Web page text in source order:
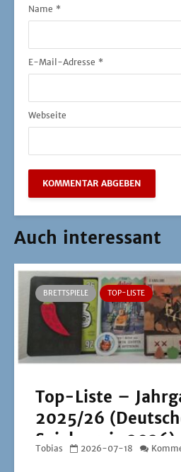
Name *
E-Mail-Adresse *
Webseite
Auch interessant
BRETTSPIELE TOP-LISTE
Top-Liste –
2025/26
Spielepreis 2026)
Tobias 2026-07-18